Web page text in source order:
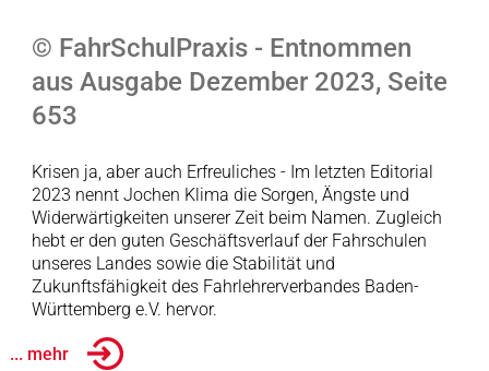
© FahrSchulPraxis - Entnommen
aus Ausgabe Dezember 2023, Seite
653
Krisen ja, aber auch Erfreuliches - Im letzten Editorial
2023 nennt Jochen Klima die Sorgen, Ängste und
Widerwärtigkeiten unserer Zeit beim Namen. Zugleich
hebt er den guten Geschäftsverlauf der Fahrschulen
unseres Landes sowie die Stabilität und
Zukunftsfähigkeit des Fahrlehrerverbandes Baden-
Württemberg e.V. hervor.
... mehr